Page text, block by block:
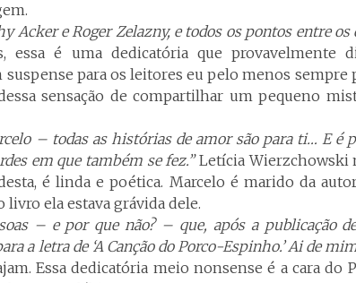
Acker e Roger Zelazny, e todos os pontos entre os
essa é uma dedicatória que provavelmente
para os leitores eu pelo menos sempre
sensação de compartilhar um pequeno
– todas as histórias de amor são para ti… E é
em que também se fez.”Letícia Wierzchowski
é linda e poética. Marcelo é marido da
ela estava grávida dele.
– e por que não? – que, após a publicação
a letra de ‘A Canção do Porco-Espinho.’ Ai de
Essa dedicatória meio nonsense é a cara do